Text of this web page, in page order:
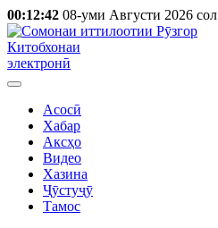
00:12:42 08-уми Августи 2026 сол
Китобхонаи
электронӣ
Асосӣ
Хабар
Аксҳо
Видео
Хазина
Ҷӯстуҷӯ
Тамос